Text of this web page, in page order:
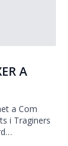
A
a Com
i Traginers